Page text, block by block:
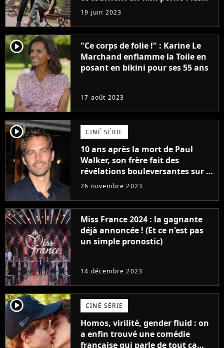
premières images du tournage
(exclu)
19 juin 2023
player2
"Ce corps de folie !" : Karine Le
Marchand enflamme la Toile en
posant en bikini pour ses 55 ans
17 août 2023
player2 CINÉ SÉRIE
10 ans après la mort de Paul
Walker, son frère fait des
révélations bouleversantes sur la
réaction des acteurs de Fast and
26 novembre 2023
Miss France 2024 : la gagnante
déjà annoncée ! (Et ce n'est pas
un simple pronostic)
14 décembre 2023
player2 CINÉ SÉRIE
Homos, virilité, gender fluid : on
a enfin trouvé une comédie
française qui parle de tout ça